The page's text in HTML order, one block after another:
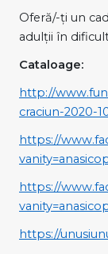
Oferă/-ți un
adulții în
Cataloage:
http://
craciun-2020-
https://
https://
https://